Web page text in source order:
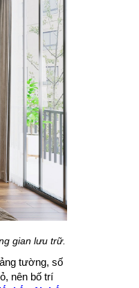
gian lưu trữ.
tường, số
nên bố trí